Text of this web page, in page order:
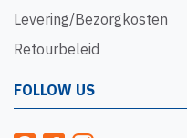
Levering/Bezorgkosten
Retourbeleid
FOLLOW US